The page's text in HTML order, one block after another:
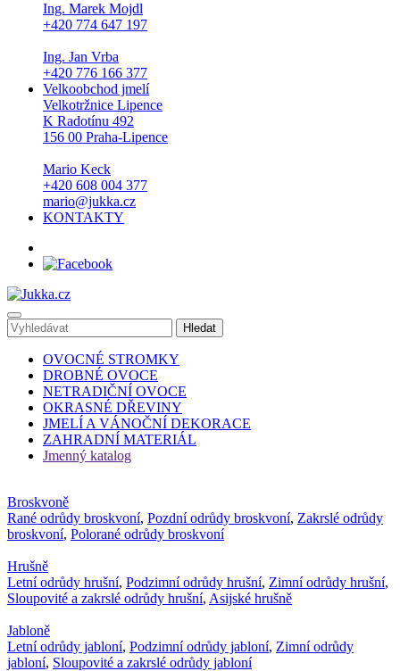
Ing. Marek Mojdl
+420 774 647 197
Ing. Jan Vrba
+420 776 166 377
Velkoobchod jmelí
Velkotržnice Lipence
K Radotínu 492
156 00 Praha-Lipence
Mario Keck
+420 608 004 377
mario@jukka.cz
KONTAKTY
OVOCNÉ STROMKY
DROBNÉ OVOCE
NETRADIČNÍ OVOCE
OKRASNÉ DŘEVINY
JMELÍ A VÁNOČNÍ DEKORACE
ZAHRADNÍ MATERIÁL
Jmenný katalog
Broskvoně
Rané odrůdy broskvoní, Pozdní odrůdy broskvoní, Zakrslé odrůdy
broskvoní, Polorané odrůdy broskvoní
Hrušně
Letní odrůdy hrušní, Podzimní odrůdy hrušní, Zimní odrůdy hrušní,
Sloupovité a zakrslé odrůdy hrušní, Asijské hrušně
Jabloně
Letní odrůdy jabloní, Podzimní odrůdy jabloní, Zimní odrůdy
jabloní, Sloupovité a zakrslé odrůdy jabloní